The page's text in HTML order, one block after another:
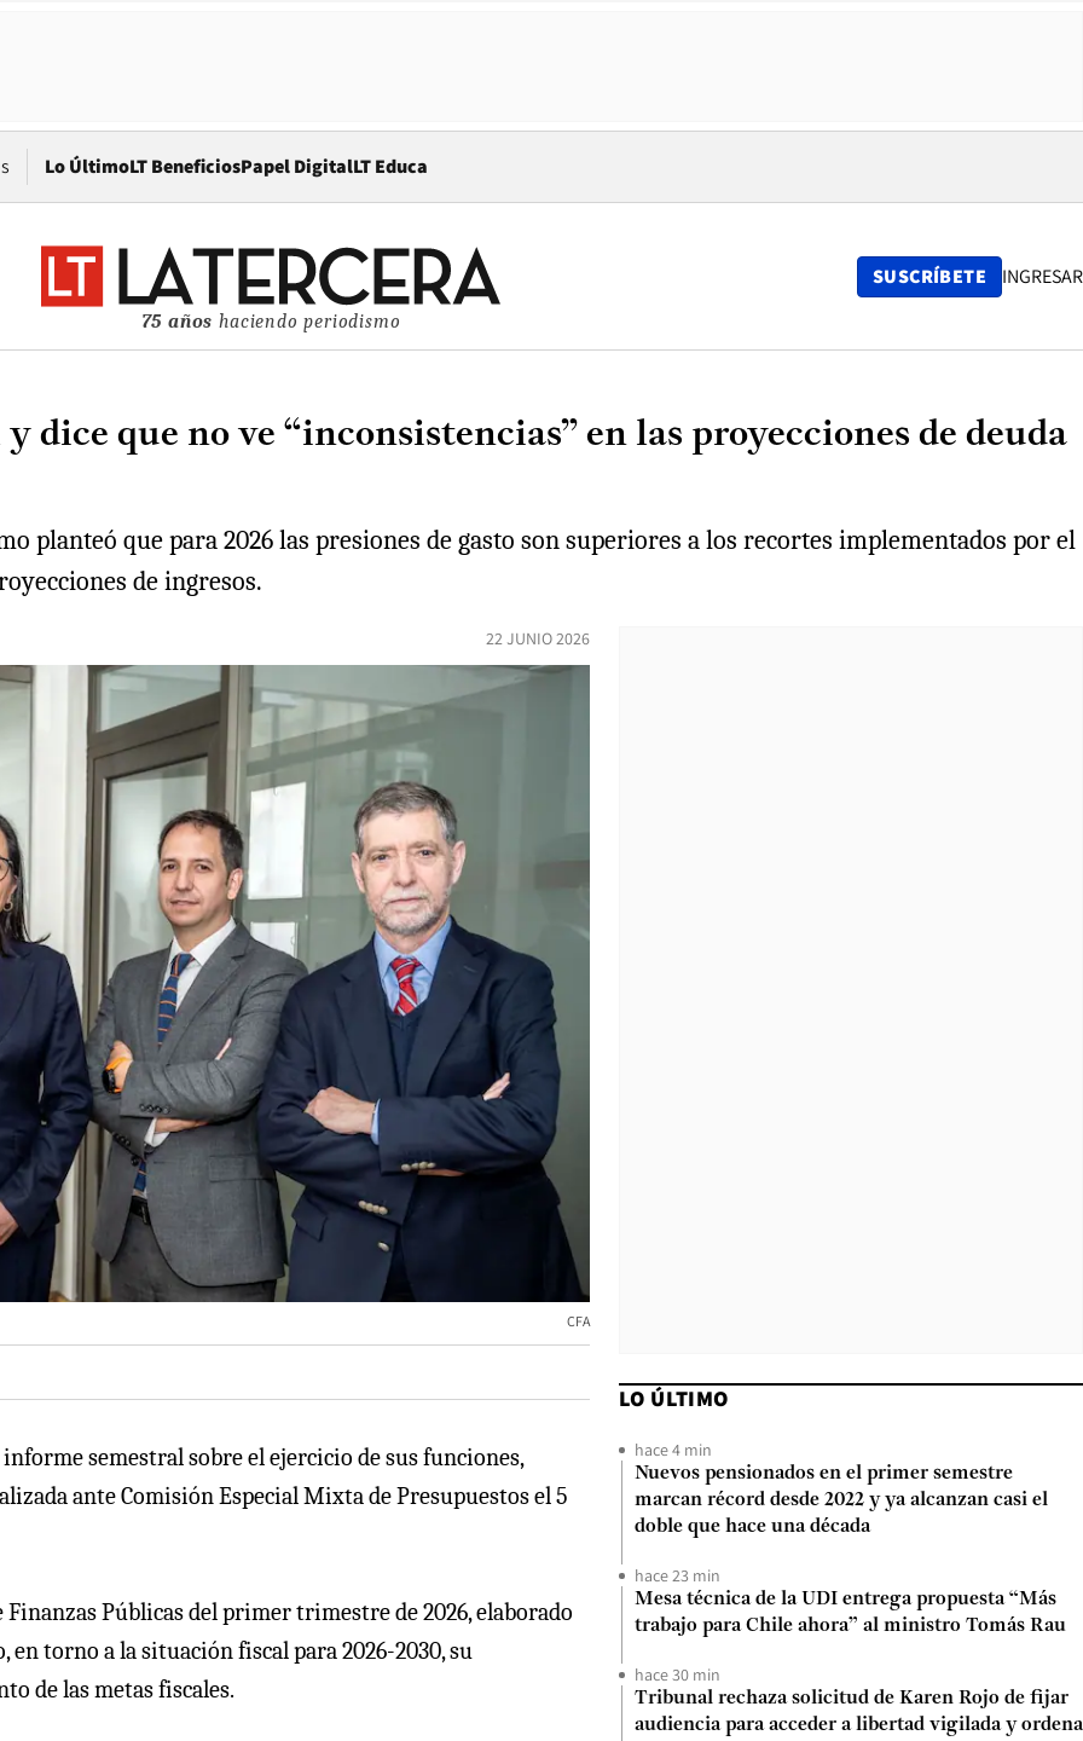
Lo ÚltimoLT BeneficiosPapel DigitalOpens in new window
LT Educa
75 años haciendo periodismo
SUSCRÍBETE INGRESAR
dice que no ve “inconsistencias” en las proyecciones de deuda
planteó que para 2026 las presiones de gasto son superiores a los recortes implementados por el
de ingresos.
22 JUNIO 2026
CFA
semestral sobre el ejercicio de sus funciones,
ante Comisión Especial Mixta de Presupuestos el 5
Públicas del primer trimestre de 2026, elaborado
torno a la situación fiscal para 2026-2030, su
de las metas fiscales.
LO ÚLTIMO
hace 4 min
Nuevos pensionados en el primer semestre
marcan récord desde 2022 y ya alcanzan casi el
doble que hace una década
hace 23 min
Mesa técnica de la UDI entrega propuesta “Más
trabajo para Chile ahora” al ministro Tomás Rau
hace 30 min
Tribunal rechaza solicitud de Karen Rojo de fijar
audiencia para acceder a libertad vigilada y ordena